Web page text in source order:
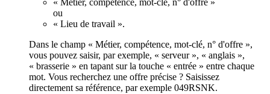
« Métier, compétence, mot-clé, n° d'offre »
ou
« Lieu de travail ».
Dans le champ « Métier, compétence, mot-clé, n° d'offre »,
vous pouvez saisir, par exemple, « serveur », « anglais »,
« brasserie » en tapant sur la touche « entrée » entre chaque
mot. Vous recherchez une offre précise ? Saisissez
directement sa référence, par exemple 049RSNK.